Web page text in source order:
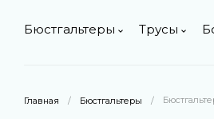
Бюстгальтеры Трусы
Главная / Бюстгальтеры /